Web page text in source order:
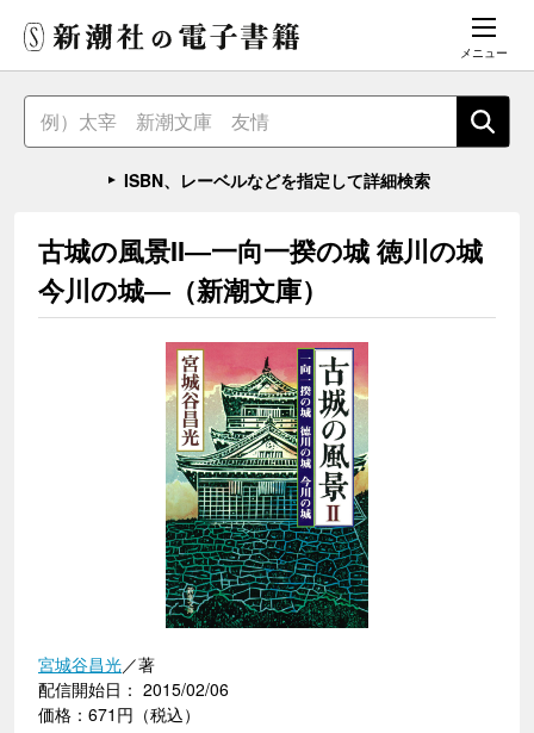
メニュー
ISBN、レーベルなどを指定して詳細検索
古城の風景II―一向一揆の城 徳川の城
今川の城―（新潮文庫）
宮城谷昌光／著
配信開始日： 2015/02/06
価格：671円（税込）